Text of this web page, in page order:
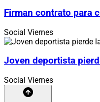
Firman contrato para
Social Viernes
Joven deportista
Social Viernes